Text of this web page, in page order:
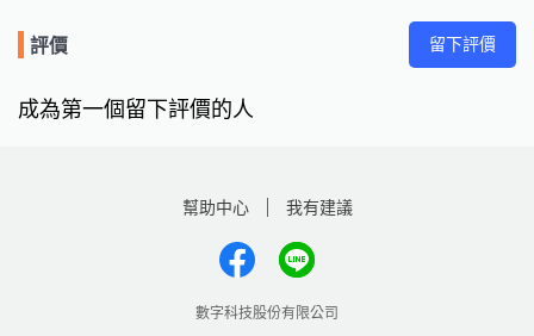
評價 留下評價
成為第一個留下評價的人
幫助中心 我有建議
數字科技股份有限公司